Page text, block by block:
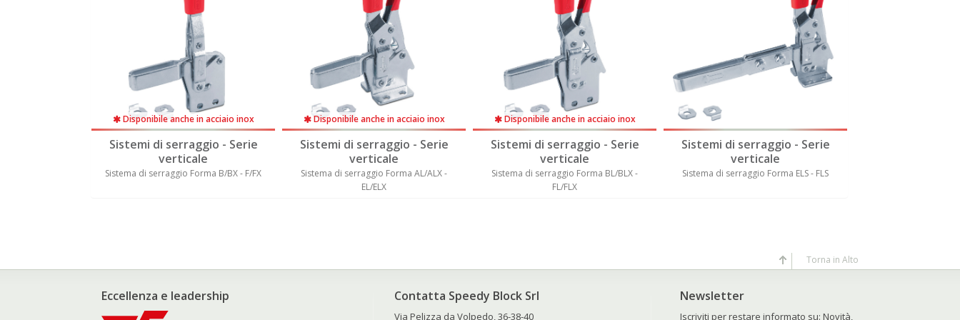
Disponibile anche in acciaio inox
Sistemi di serraggio - Serie
verticale
Sistema di serraggio Forma B/BX - F/FX
Disponibile anche in acciaio inox
Sistemi di serraggio - Serie
verticale
Sistema di serraggio Forma AL/ALX -
EL/ELX
Disponibile anche in acciaio inox
Sistemi di serraggio - Serie
verticale
Sistema di serraggio Forma BL/BLX -
FL/FLX
Sistemi di serraggio - Serie
verticale
Sistema di serraggio Forma ELS - FLS
Eccellenza e leadership Contatta Speedy Block Srl
Via Pelizza da Volpedo, 36-38-40
Newsletter
Iscriviti per restare informato su: Novità,
Torna in Alto